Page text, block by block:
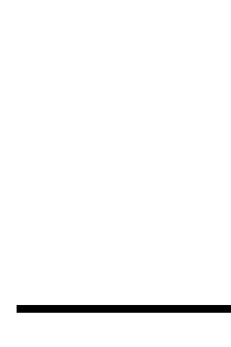
เมื่อวันที่ 1 สิงหาคม 1936 เ